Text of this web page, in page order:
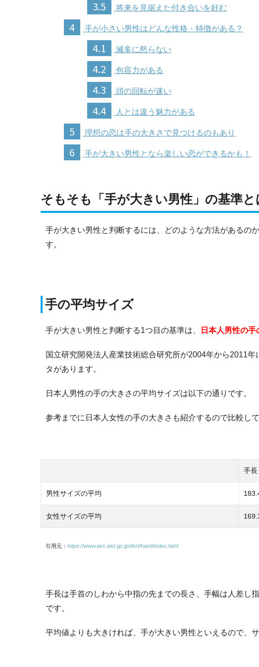
3.5 将来を見据えた付き合いを好む
4 手が小さい男性はどんな性格・特徴がある？
4.1 滅多に怒らない
4.2 包容力がある
4.3 頭の回転が速い
4.4 人とは違う魅力がある
5 理想の恋は手の大きさで見つけるのもあり
6 手が大きい男性となら楽しい恋ができるかも！
そもそも「手が大きい男性」の基準と
手が大きい男性と判断するには、どのような方法があるの
す。
手の平均サイズ
手が大きい男性と判断する1つ目の基準は、 日本人男性の
国立研究開発法人産業技術総合研究所が2004年から2011
タがあります。
日本人男性の手の大きさの平均サイズは以下の通りです。
参考までに日本人女性の手の大きさも紹介するので比較して
手長
男性サイズの平均
女性サイズの平均
引用元： https://www.airc.aist.go.jp/dhrt/hand/index.html
手長は手首のしわから中指の先までの長さ、手幅は人差し
です。
平均値よりも大きければ、手が大きい男性といえるので、